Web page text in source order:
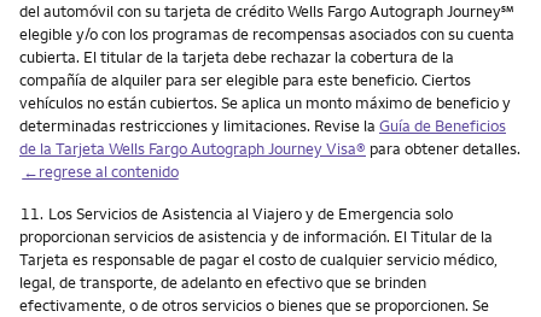
del automóvil con su tarjeta de crédito Wells Fargo Autograph Journey℠
elegible y/o con los programas de recompensas asociados con su cuenta
cubierta. El titular de la tarjeta debe rechazar la cobertura de la
compañía de alquiler para ser elegible para este beneficio. Ciertos
vehículos no están cubiertos. Se aplica un monto máximo de beneficio y
determinadas restricciones y limitaciones. Revise la Guía de Beneficios
de la Tarjeta Wells Fargo Autograph Journey Visa® para obtener detalles.
←regrese al contenido
Nota
11. Los Servicios de Asistencia al Viajero y de Emergencia solo
proporcionan servicios de asistencia y de información. El Titular de la
Tarjeta es responsable de pagar el costo de cualquier servicio médico,
legal, de transporte, de adelanto en efectivo que se brinden
efectivamente, o de otros servicios o bienes que se proporcionen. Se